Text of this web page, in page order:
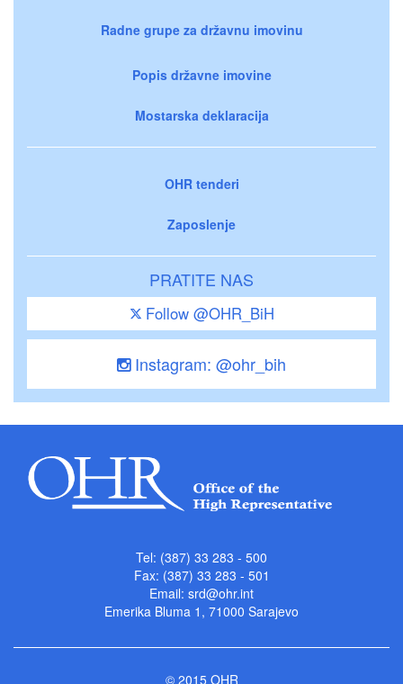
Radne grupe za državnu imovinu
Popis državne imovine
Mostarska deklaracija
OHR tenderi
Zaposlenje
PRATITE NAS
Follow @OHR_BiH
Instagram: @ohr_bih
Tel: (387) 33 283 - 500
Fax: (387) 33 283 - 501
Email: srd@ohr.int
Emerika Bluma 1, 71000 Sarajevo
© 2015 OHR